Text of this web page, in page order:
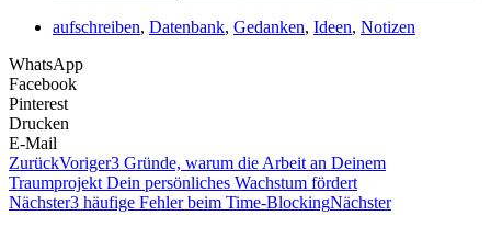
aufschreiben, Datenbank, Gedanken, Ideen, Notizen
WhatsApp
Facebook
Pinterest
Drucken
E-Mail
ZurückVoriger3 Gründe, warum die Arbeit an Deinem
Traumprojekt Dein persönliches Wachstum fördert
Nächster3 häufige Fehler beim Time-BlockingNächster